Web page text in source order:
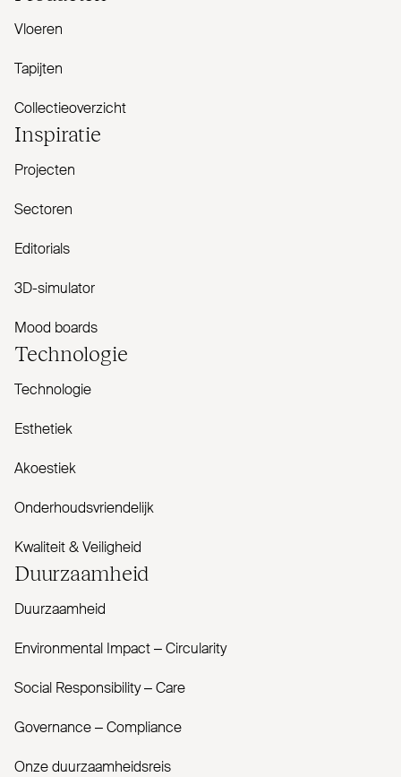
Vloeren
Tapijten
Collectieoverzicht
Inspiratie
Projecten
Sectoren
Editorials
3D-simulator
Mood boards
Tech­nologie
Technologie
Esthetiek
Akoestiek
Onderhoudsvriendelijk
Kwaliteit & Veiligheid
Duur­zaamheid
Duurzaamheid
Envi­ronmental Impact – Cir­cularity
Social Responsibility – Care
Governance – Com­pliance
Onze duurzaamheidsreis